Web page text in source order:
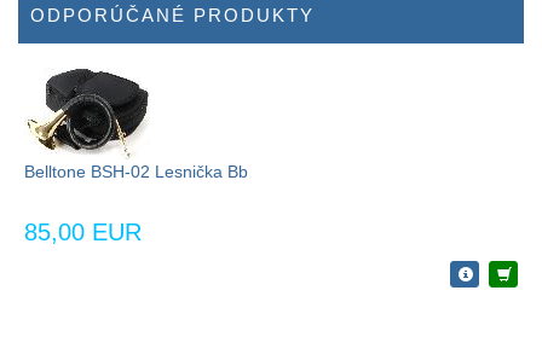
ODPORÚČANÉ PRODUKTY
Belltone BSH-02 Lesnička Bb
85,00 EUR